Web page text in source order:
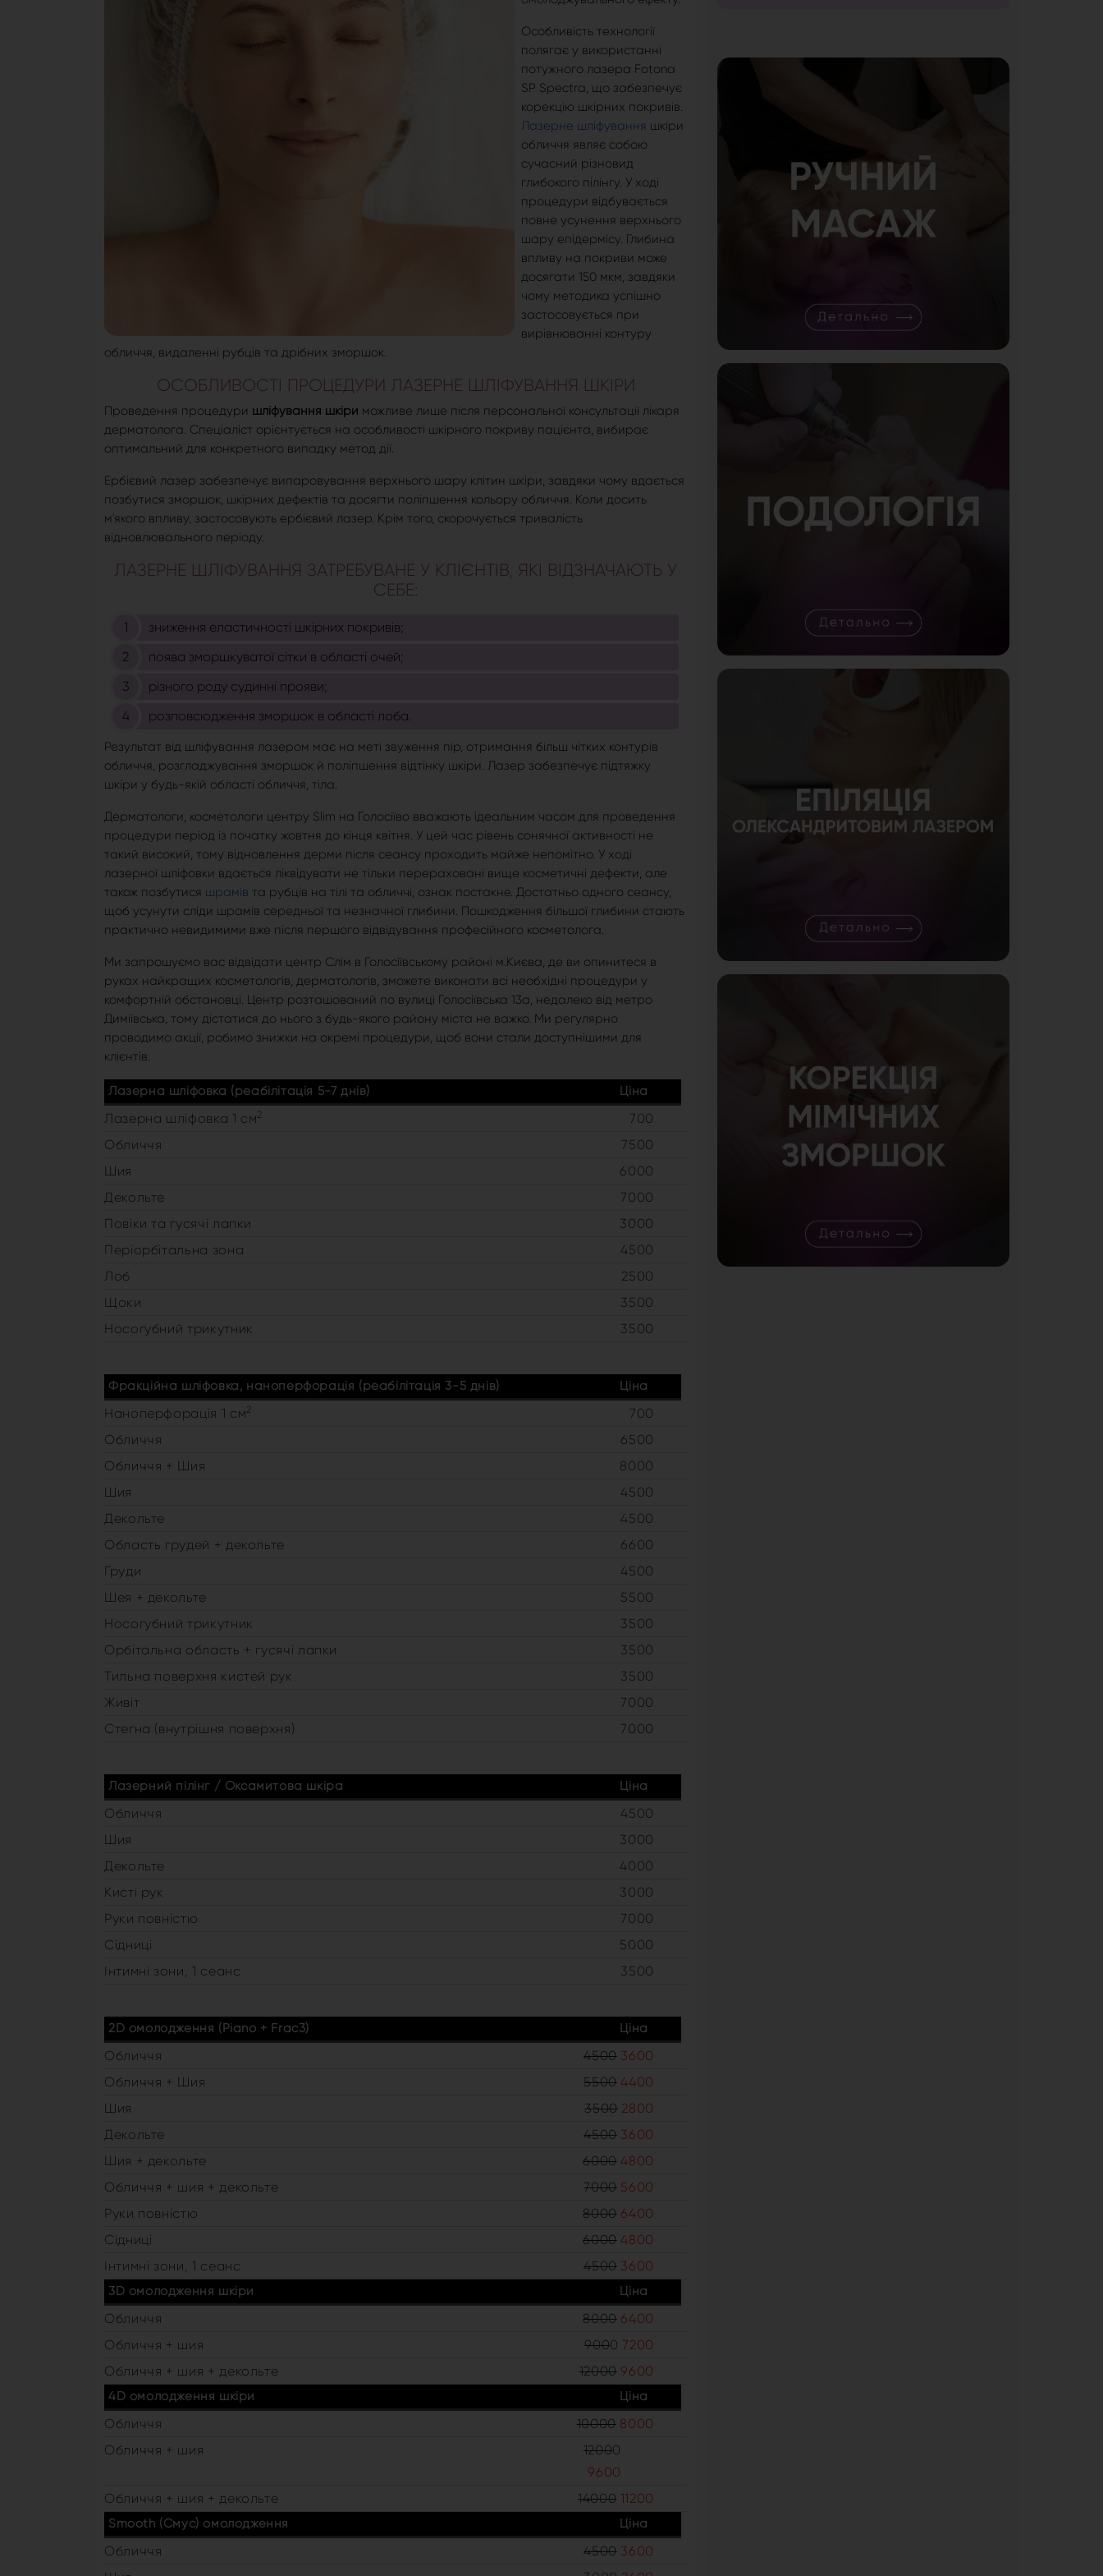
Особливість технології
полягає у використанні
потужного лазера Fotona
SP Spectra, що забезпечує
корекцію шкірних покривів.
Лазерне шліфування шкіри
обличчя являє собою
сучасний різновид
глибокого пілінгу. У ході
процедури відбувається
повне усунення верхнього
шару епідермісу. Глибина
впливу на покриви може
досягати 150 мкм, завдяки
чому методика успішно
застосовується при
вирівнюванні контуру
обличчя, видаленні рубців та дрібних зморшок.
ОСОБЛИВОСТІ ПРОЦЕДУРИ ЛАЗЕРНЕ ШЛІФУВАННЯ ШКІРИ
Проведення процедури шліфування шкіри можливе лише після персональної консультації лікаря
дерматолога. Спеціаліст орієнтується на особливості шкірного покриву пацієнта, вибирає
оптимальний для конкретного випадку метод дії.
Ербієвий лазер забезпечує випаровування верхнього шару клітин шкіри, завдяки чому вдається
позбутися зморшок, шкірних дефектів та досягти поліпшення кольору обличчя. Коли досить
м'якого впливу, застосовують ербієвий лазер. Крім того, скорочується тривалість
відновлювального періоду.
ЛАЗЕРНЕ ШЛІФУВАННЯ ЗАТРЕБУВАНЕ У КЛІЄНТІВ, ЯКІ ВІДЗНАЧАЮТЬ У
СЕБЕ:
зниження еластичності шкірних покривів;
поява зморшкуватої сітки в області очей;
різного роду судинні прояви;
розповсюдження зморшок в області лоба.
Результат від шліфування лазером має на меті звуження пір, отримання більш чітких контурів
обличчя, розгладжування зморшок й поліпшення відтінку шкіри. Лазер забезпечує підтяжку
шкіри у будь-якій області обличчя, тіла.
Дерматологи, косметологи центру Slim на Голосіїво вважають ідеальним часом для проведення
процедури період із початку жовтня до кінця квітня. У цей час рівень сонячної активності не
такий високий, тому відновлення дерми після сеансу проходить майже непомітно. У ході
лазерної шліфовки вдається ліквідувати не тільки перераховані вище косметичні дефекти, але
також позбутися шрамів та рубців на тілі та обличчі, ознак постакне. Достатньо одного сеансу,
щоб усунути сліди шрамів середньої та незначної глибини. Пошкодження більшої глибини стають
практично невидимими вже після першого відвідування професійного косметолога.
Ми запрошуємо вас відвідати центр Слім в Голосіївському районі м.Києва, де ви опинитеся в
руках найкращих косметологів, дерматологів, зможете виконати всі необхідні процедури у
комфортній обстановці. Центр розташований по вулиці Голосіївська 13а, недалеко від метро
Диміївська, тому дістатися до нього з будь-якого району міста не важко. Ми регулярно
проводимо акції, робимо знижки на окремі процедури, щоб вони стали доступнішими для
клієнтів.
Лазерна шліфовка (реабілітація 5-7 днів) Ціна
Лазерна шліфовка 1 см2
700
Обличчя
7500
Шия
6000
Декольте
7000
Повіки та гусячі лапки
3000
Періорбітальна зона
4500
Лоб
2500
Щоки
3500
Носогубний трикутник
3500
Фракційна шліфовка, наноперфорація (реабілітація 3-5 днів) Ціна
Наноперфорація 1 см2
700
Обличчя
6500
Обличчя + Шия
8000
Шия
4500
Декольте
4500
Область грудей + декольте
6600
Груди
4500
Шея + декольте
5500
Носогубний трикутник
3500
Орбітальна область + гусячі лапки
3500
Тильна поверхня кистей рук
3500
Живіт
7000
Стегна (внутрішня поверхня)
7000
Лазерний пілінг / Оксамитова шкіра Ціна
Обличчя
4500
Шия
3000
Декольте
4000
Кисті рук
3000
Руки повністю
7000
Сідниці
5000
Інтимні зони, 1 сеанс
3500
2D омолодження (Piano + Frac3) Ціна
Обличчя 4500 3600
Обличчя + Шия
5500 4400
Шия
3500 2800
Декольте
4500 3600
Шия + декольте
6000 4800
Обличчя + шия + декольте
7000 5600
Руки повністю
8000 6400
Сідниці
6000 4800
Інтимні зони, 1 сеанс
4500 3600
3D омолодження шкіри Ціна
Обличчя 8000 6400
Обличчя + шия
9000 7200
Обличчя + шия + декольте
12000 9600
4D омолодження шкіри Ціна
Обличчя 10000 8000
Обличчя + шия
12000
9600
Обличчя + шия + декольте
14000 11200
Smooth (Смус) омолодження Ціна
Обличчя 4500 3600